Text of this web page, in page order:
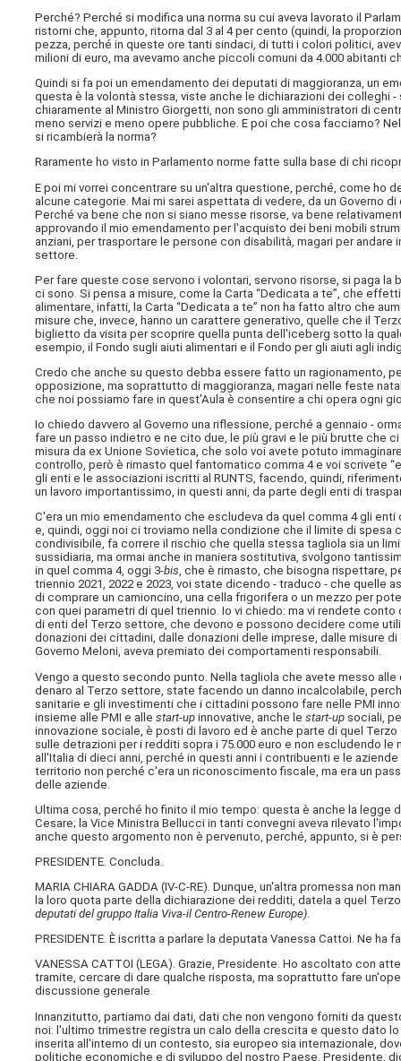
Perché? Perché si modifica una norma su cui aveva lavorato il
ristorni che, appunto, ritorna dal 3 al 4 per cento (quindi, la
pezza, perché in queste ore tanti sindaci, di tutti i colori politici,
milioni di euro, ma avevamo anche piccoli comuni da 4.000 abitanti
Quindi si fa poi un emendamento dei deputati di maggioranza, un
questa è la volontà stessa, viste anche le dichiarazioni dei colleghi
chiaramente al Ministro Giorgetti, non sono gli amministratori di
meno servizi e meno opere pubbliche. E poi che cosa facciamo?
si ricambierà la norma?
Raramente ho visto in Parlamento norme fatte sulla base di chi
E poi mi vorrei concentrare su un'altra questione, perché, come
alcune categorie. Mai mi sarei aspettata di vedere, da un Governo
Perché va bene che non si siano messe risorse, va bene
approvando il mio emendamento per l'acquisto dei beni mobili
anziani, per trasportare le persone con disabilità, magari per
settore.
Per fare queste cose servono i volontari, servono risorse, si paga
ci sono. Si pensa a misure, come la Carta “Dedicata a te”, che
alimentare, infatti, la Carta “Dedicata a te” non ha fatto altro che
misure che, invece, hanno un carattere generativo, quelle che il
biglietto da visita per scoprire quella punta dell'iceberg sotto la
esempio, il Fondo sugli aiuti alimentari e il Fondo per gli aiuti agli
Credo che anche su questo debba essere fatto un ragionamento,
opposizione, ma soprattutto di maggioranza, magari nelle feste
che noi possiamo fare in quest'Aula è consentire a chi opera ogni
Io chiedo davvero al Governo una riflessione, perché a gennaio -
fare un passo indietro e ne cito due, le più gravi e le più brutte che
misura da ex Unione Sovietica, che solo voi avete potuto
controllo, però è rimasto quel fantomatico comma 4 e voi scrivete
gli enti e le associazioni iscritti al RUNTS, facendo, quindi,
un lavoro importantissimo, in questi anni, da parte degli enti di
C'era un mio emendamento che escludeva da quel comma 4 gli
e, quindi, oggi noi ci troviamo nella condizione che il limite di
condivisibile, fa correre il rischio che quella stessa tagliola sia un
sussidiaria, ma ormai anche in maniera sostitutiva, svolgono
in quel comma 4, oggi 3-bis, che è rimasto, che bisogna rispettare,
triennio 2021, 2022 e 2023, voi state dicendo - traduco - che
di comprare un camioncino, una cella frigorifera o un mezzo per
con quei parametri di quel triennio. Io vi chiedo: ma vi rendete
di enti del Terzo settore, che devono e possono decidere come
donazioni dei cittadini, dalle donazioni delle imprese, dalle misure
Governo Meloni, aveva premiato dei comportamenti responsabili.
Vengo a questo secondo punto. Nella tagliola che avete messo
denaro al Terzo settore, state facendo un danno incalcolabile,
sanitarie e gli investimenti che i cittadini possono fare nelle PMI
insieme alle PMI e allestart-up innovative, anche lestart-up sociali,
innovazione sociale, è posti di lavoro ed è anche parte di quel
sulle detrazioni per i redditi sopra i 75.000 euro e non escludendo
all'Italia di dieci anni, perché in questi anni i contribuenti e le
territorio non perché c'era un riconoscimento fiscale, ma era un
delle aziende.
Ultima cosa, perché ho finito il mio tempo: questa è anche la legge
Cesare; la Vice Ministra Bellucci in tanti convegni aveva rilevato
anche questo argomento non è pervenuto, perché, appunto, si è
PRESIDENTE. Concluda.
MARIA CHIARA GADDA (IV-C-RE). Dunque, un'altra promessa non
la loro quota parte della dichiarazione dei redditi, datela a quel
deputati del gruppo Italia Viva-il Centro-Renew Europe).
PRESIDENTE. È iscritta a parlare la deputata Vanessa Cattoi. Ne ha
VANESSA CATTOI (LEGA). Grazie, Presidente. Ho ascoltato con
tramite, cercare di dare qualche risposta, ma soprattutto fare
discussione generale.
Innanzitutto, partiamo dai dati, dati che non vengono forniti da
noi: l'ultimo trimestre registra un calo della crescita e questo dato
inserita all'interno di un contesto, sia europeo sia internazionale,
politiche economiche e di sviluppo del nostro Paese. Presidente,